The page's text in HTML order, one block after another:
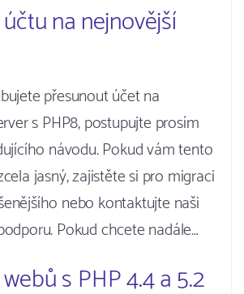
na nejnovější
přesunout účet na
s PHP8, postupujte prosím
návodu. Pokud vám tento
jasný, zajistěte si pro migraci
nebo kontaktujte naši
Pokud chcete nadále…
s PHP 4.4 a 5.2